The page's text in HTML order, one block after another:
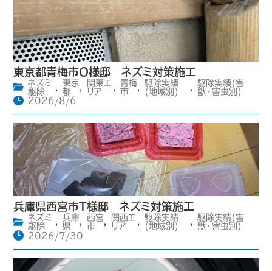
東京都青梅市O様邸 ネズミ対策施工
ネズミ
駆除
東京
都
関東エ
リア
青梅
市
駆除実績
(地域別)
駆除実績(害
獣・害虫別)
2026/8/6
兵庫県西宮市T様邸 ネズミ対策施工
ネズミ
駆除
,
兵庫
県
,
西宮
市
,
関西エ
リア
,
駆除実績
(地域別)
,
駆除実績(害
獣・害虫別)
2026/7/30